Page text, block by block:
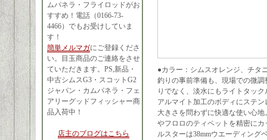
ムパネラ・フライロッドがお
すすめ！電話（0166-73-
4466）でもお受けしていま
す！
簡単メルマガにご登録くださ
い。目玉商品のご連絡をさせ
ていただきます。PS,新品・
中古シムスG3・スコットG2
ジャパン・カムパネラ・フェ
アリーグッドフィッシャー商
品入荷中！
店主のブログはこちら
●カラー：シムスオレンジ、チタ
釣りの事前準備も、現場での微
りでなく、淡水にもライトタッ
アルマイト加工のボディにステ
大きさを問わずに快適な使い心
やフロロのティペットを精密に
ルスターは38mmウエーディング